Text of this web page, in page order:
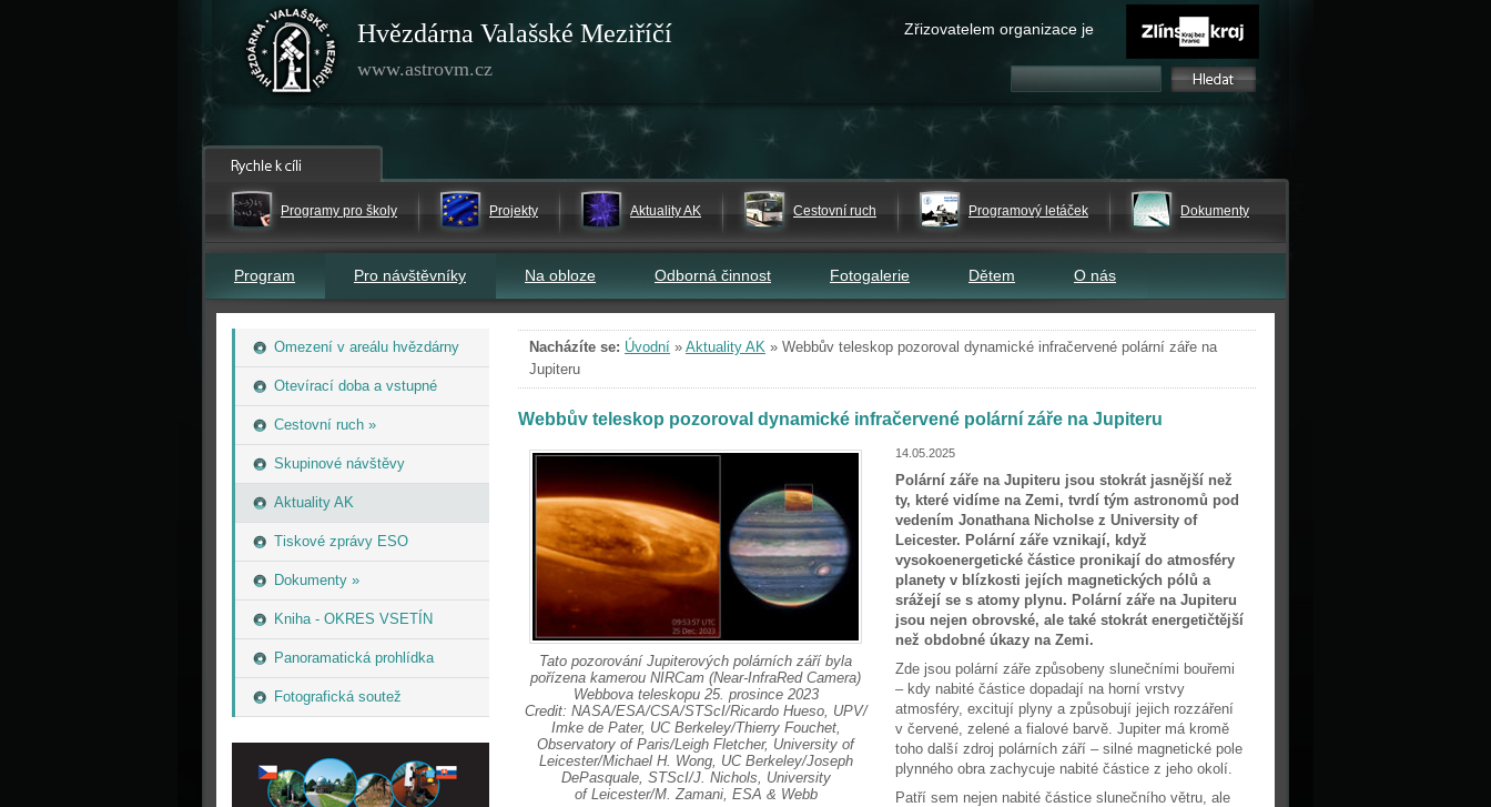
Hvězdárna Valašské Meziříčí
www.astrovm.cz
Zřizovatelem organizace je
Programy pro školy Projekty Aktuality AK Cestovní ruch Programový letáček Dokumenty
Program Pro návštěvníky Na obloze Odborná činnost Fotogalerie Dětem O nás
Omezení v areálu hvězdárny
Otevírací doba a vstupné
Cestovní ruch »
Skupinové návštěvy
Aktuality AK
Tiskové zprávy ESO
Dokumenty »
Kniha - OKRES VSETÍN
Panoramatická prohlídka
Fotografická soutež
Nacházíte se: Úvodní » Aktuality AK » Webbův teleskop pozoroval dynamické infračervené polární záře na
Jupiteru
Webbův teleskop pozoroval dynamické infračervené polární záře na Jupiteru
14.05.2025
Tato pozorování Jupiterových polárních září byla
pořízena kamerou NIRCam (Near-InfraRed Camera)
Webbova teleskopu 25. prosince 2023
Credit: NASA/ESA/CSA/STScI/Ricardo Hueso, UPV/
Imke de Pater, UC Berkeley/Thierry Fouchet,
Observatory of Paris/Leigh Fletcher, University of
Leicester/Michael H. Wong, UC Berkeley/Joseph
DePasquale, STScI/J. Nichols, University
of Leicester/M. Zamani, ESA & Webb
Polární záře na Jupiteru jsou stokrát jasnější než
ty, které vidíme na Zemi, tvrdí tým astronomů pod
vedením Jonathana Nicholse z University of
Leicester. Polární záře vznikají, když
vysokoenergetické částice pronikají do atmosféry
planety v blízkosti jejích magnetických pólů a
srážejí se s atomy plynu. Polární záře na Jupiteru
jsou nejen obrovské, ale také stokrát energetičtější
než obdobné úkazy na Zemi.
Zde jsou polární záře způsobeny slunečními bouřemi
– kdy nabité částice dopadají na horní vrstvy
atmosféry, excitují plyny a způsobují jejich rozzáření
v červené, zelené a fialové barvě. Jupiter má kromě
toho další zdroj polárních září – silné magnetické pole
plynného obra zachycuje nabité částice z jeho okolí.
Patří sem nejen nabité částice slunečního větru, ale